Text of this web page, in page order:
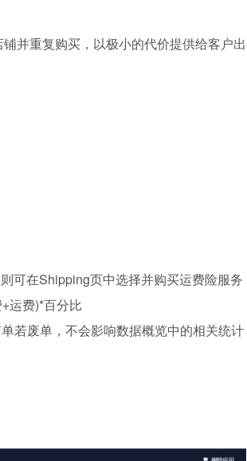
并重复购买，以极小的代价提供给客户出
可在Shipping页中选择并购买运费险服务
运费)*百分比
若废单，不会影响数据概览中的相关统计